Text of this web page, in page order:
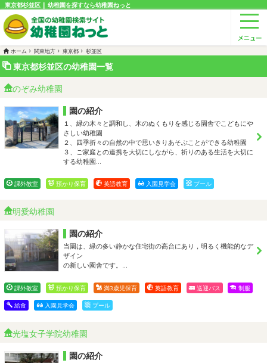
東京都杉並区 | 幼稚園を探すなら幼稚園ねっと
ホーム 関東地方 東京都 杉並区
東京都杉並区の幼稚園一覧
のぞみ幼稚園
園の紹介
１、緑の木々と調和し、木のぬくもりを感じる園舎でこどもにや
さしい幼稚園
２、四季折々の自然の中で思いきりあそぶことができる幼稚園
３、ご家庭との連携を大切にしながら、祈りのある生活を大切に
する幼稚園…
課外教室 預かり保育 英語教育 入園見学会 プール
明愛幼稚園
園の紹介
当園は、緑の多い静かな住宅街の高台にあり，明るく機能的なデ
ザイン
の新しい園舎です。…
課外教室 預かり保育 満3歳児保育 英語教育 送迎バス 制服
給食 入園見学会 プール
光塩女子学院幼稚園
園の紹介